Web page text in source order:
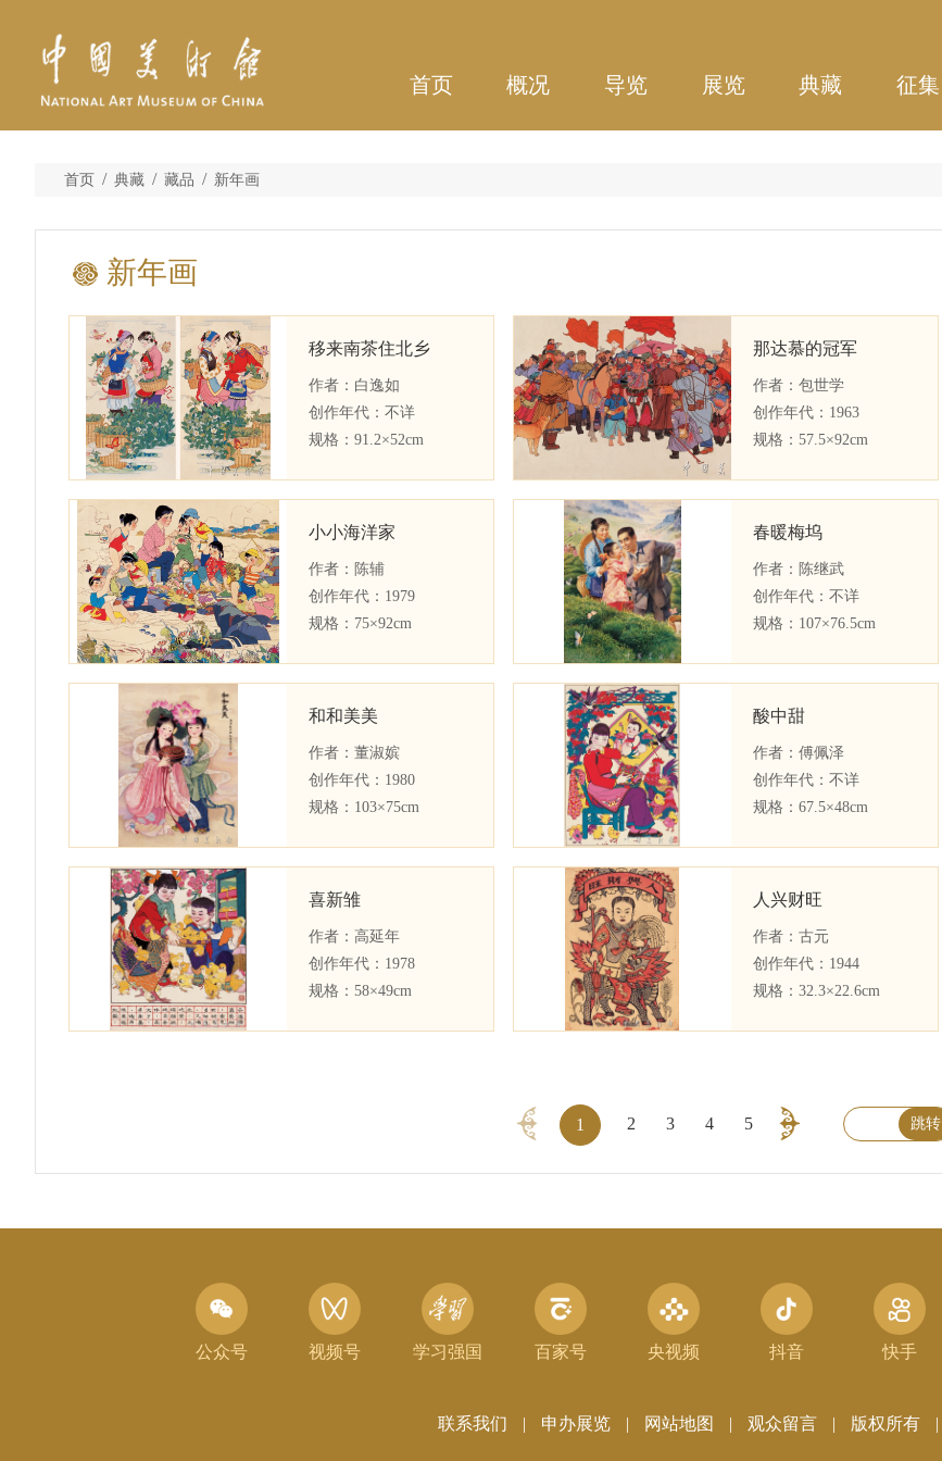
首页 概况 导览 展览 典藏 征集
首页 / 典藏 / 藏品 / 新年画
新年画
移来南茶住北乡
作者： 白逸如
创作年代： 不详
规格： 91.2×52cm
那达慕的冠军
作者： 包世学
创作年代： 1963
规格： 57.5×92cm
小小海洋家
作者： 陈辅
创作年代： 1979
规格： 75×92cm
春暖梅坞
作者： 陈继武
创作年代： 不详
规格： 107×76.5cm
和和美美
作者： 董淑嫔
创作年代： 1980
规格： 103×75cm
酸中甜
作者： 傅佩泽
创作年代： 不详
规格： 67.5×48cm
喜新雏
作者： 高延年
创作年代： 1978
规格： 58×49cm
人兴财旺
作者： 古元
创作年代： 1944
规格： 32.3×22.6cm
1 2 3 4 5 跳转
公众号 视频号 学习强国 百家号 央视频 抖音 快手
联系我们 | 申办展览 | 网站地图 | 观众留言 | 版权所有 |